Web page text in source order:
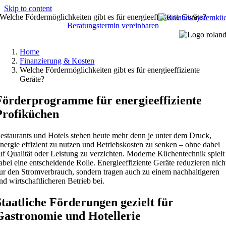
Skip to content
Welche Fördermöglichkeiten gibt es für energieeffiziente Geräte?
Beratungstermin vereinbaren
Home
Finanzierung & Kosten
Welche Fördermöglichkeiten gibt es für energieeffiziente
Geräte?
für energieeffiziente
und Hotels stehen heute mehr denn je unter dem Druck,
effizient zu nutzen und Betriebskosten zu senken – ohne dabei
Qualität oder Leistung zu verzichten. Moderne Küchentechnik spielt
eine entscheidende Rolle. Energieeffiziente Geräte reduzieren
den Stromverbrauch, sondern tragen auch zu einem nachhaltigeren
wirtschaftlicheren Betrieb bei.
Förderungen gezielt für
und Hotellerie